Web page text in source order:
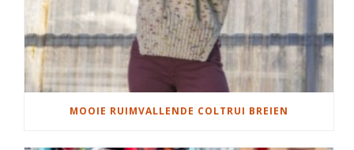
MOOIE RUIMVALLENDE COLTRUI BREIEN